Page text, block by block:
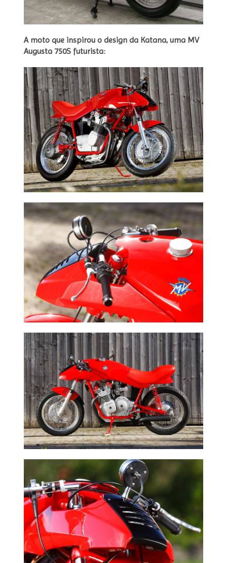
A moto que inspirou o design da Katana, uma MV
Augusta 750S futurista: